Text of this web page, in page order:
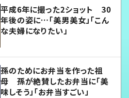
平成6年に撮った2ショット 30
年後の姿に…「美男美女」「こん
な夫婦になりたい」
孫のためにお弁当を作った祖
母 孫が絶賛したお弁当に「美
味しそう」「お弁当すごい」